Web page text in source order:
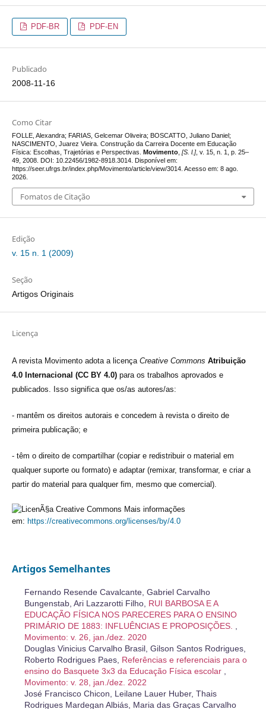
PDF-BR PDF-EN
Publicado
2008-11-16
Como Citar
FOLLE, Alexandra; FARIAS, Gelcemar Oliveira; BOSCATTO, Juliano Daniel;
NASCIMENTO, Juarez Vieira. Construção da Carreira Docente em Educação
Física: Escolhas, Trajetórias e Perspectivas.
Movimento, [S. l.], v. 15, n. 1, p. 25–
49, 2008. DOI: 10.22456/1982-8918.3014. Disponível em:
https://seer.ufrgs.br/index.php/Movimento/article/view/3014. Acesso em: 8 ago.
2026.
Fomatos de Citação
Edição
v. 15 n. 1 (2009)
Seção
Artigos Originais
Licença
A revista Movimento adota a licença Creative Commons Atribuição
4.0 Internacional (CC BY 4.0)para os trabalhos aprovados e
publicados. Isso significa que os/as autores/as:
- mantêm os direitos autorais e concedem à revista o direito de
primeira publicação; e
- têm o direito de compartilhar (copiar e redistribuir o material em
qualquer suporte ou formato) e adaptar (remixar, transformar, e criar a
partir do material para qualquer fim, mesmo que comercial).
Mais informações
em: https://creativecommons.org/licenses/by/4.0
Artigos Semelhantes
Fernando Resende Cavalcante, Gabriel Carvalho
Bungenstab, Ari Lazzarotti Filho, RUI BARBOSA E A
EDUCAÇÃO FÍSICA NOS PARECERES PARA O ENSINO
PRIMÁRIO DE 1883: INFLUÊNCIAS E PROPOSIÇÕES.
Movimento: v. 26, jan./dez. 2020
Douglas Vinicius Carvalho Brasil, Gilson Santos Rodrigues,
Roberto Rodrigues Paes, Referências e referenciais para o
ensino do Basquete 3x3 da Educação Física escolar
Movimento: v. 28, jan./dez. 2022
José Francisco Chicon, Leilane Lauer Huber, Thais
Rodrigues Mardegan Albiás, Maria das Graças Carvalho